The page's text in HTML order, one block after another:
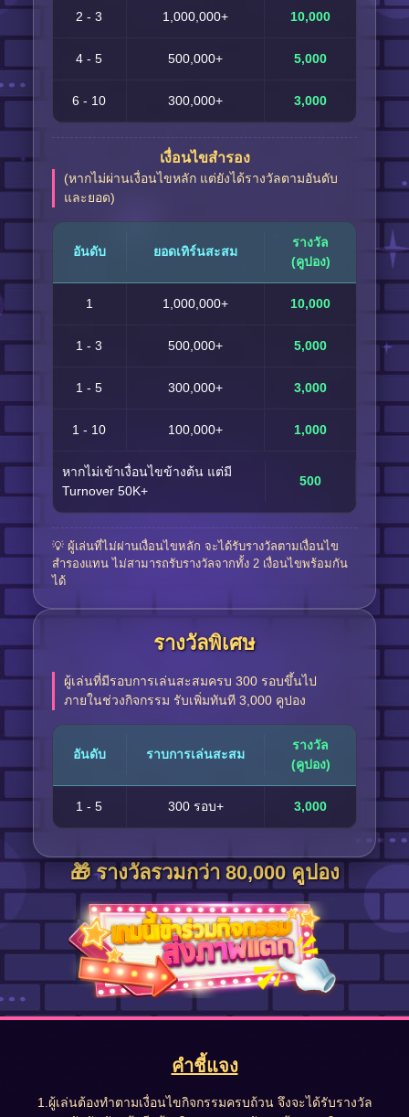
2 - 3 1,000,000+ 10,000
4 - 5 500,000+ 5,000
6 - 10 300,000+ 3,000
เงื่อนไขสำรอง
(หากไม่ผ่านเงื่อนไขหลัก แต่ยังได้รางวัลตามอันดับ
และยอด)
อันดับ ยอดเทิร์นสะสม
รางวัล
(คูปอง)
1 1,000,000+ 10,000
1 - 3 500,000+ 5,000
1 - 5 300,000+ 3,000
1 - 10 100,000+ 1,000
หากไม่เข้าเงื่อนไขข้างต้น แต่มี
Turnover 50K+
500
💡 ผู้เล่นที่ไม่ผ่านเงื่อนไขหลัก จะได้รับรางวัลตามเงื่อนไข
สำรองแทน ไม่สามารถรับรางวัลจากทั้ง 2 เงื่อนไขพร้อมกัน
ได้
รางวัลพิเศษ
ผู้เล่นที่มีรอบการเล่นสะสมครบ 300 รอบขึ้นไป
ภายในช่วงกิจกรรม รับเพิ่มทันที 3,000 คูปอง
อันดับ ราบการเล่นสะสม
รางวัล
(คูปอง)
1 - 5 300 รอบ+ 3,000
🎁 รางวัลรวมกว่า 80,000 คูปอง
คำชี้แจง
1.ผู้เล่นต้องทำตามเงื่อนไขกิจกรรมครบถ้วน จึงจะได้รับรางวัล